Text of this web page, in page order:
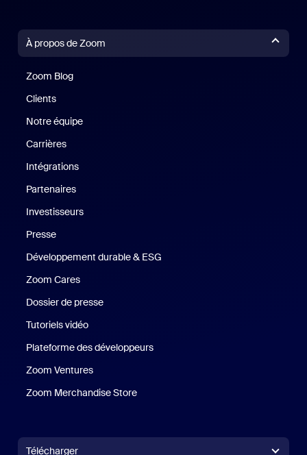
À propos de Zoom
Zoom Blog
Clients
Notre équipe
Carrières
Intégrations
Partenaires
Investisseurs
Presse
Développement durable & ESG
Zoom Cares
Dossier de presse
Tutoriels vidéo
Plateforme des développeurs
Zoom Ventures
Zoom Merchandise Store
Télécharger